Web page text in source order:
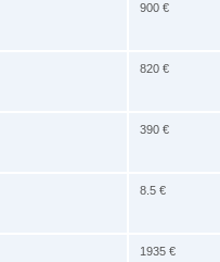
900 €
820 €
390 €
8.5 €
1935 €